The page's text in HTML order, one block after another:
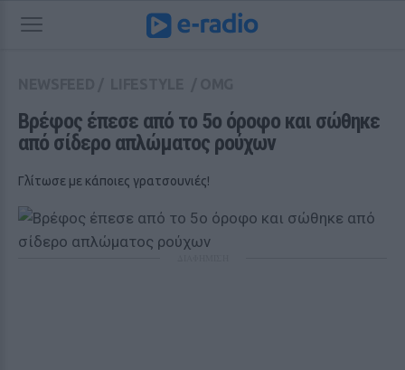
Βρέφος έπεσε από το 5ο όροφο και σώθηκε
από σίδερο απλώματος ρούχων
Γλίτωσε με κάποιες γρατσουνιές!